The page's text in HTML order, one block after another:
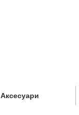
Аксесуари